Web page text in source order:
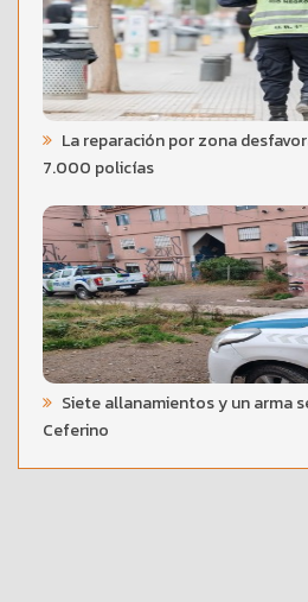
La reparación por zona
7.000 policías
Siete allanamientos y un arma
Ceferino